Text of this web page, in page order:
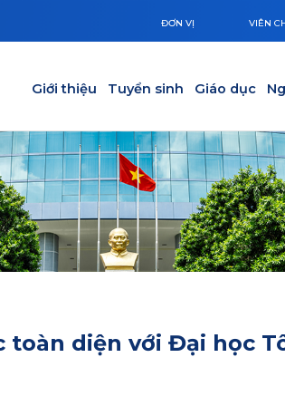
ĐƠN VỊ VIÊN
Giới thiệu Tuyển sinh Giáo dục
toàn diện với Đại học